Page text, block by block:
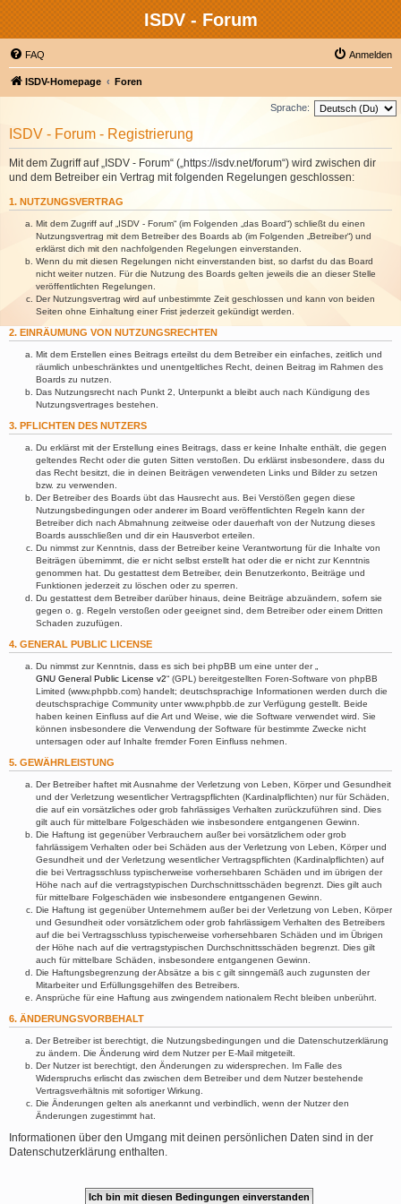
ISDV - Forum
FAQ Anmelden
ISDV-Homepage Foren
Sprache:
ISDV - Forum - Registrierung
Mit dem Zugriff auf „ISDV - Forum“ („https://isdv.net/forum“) wird zwischen dir
und dem Betreiber ein Vertrag mit folgenden Regelungen geschlossen:
1. NUTZUNGSVERTRAG
Mit dem Zugriff auf „ISDV - Forum“ (im Folgenden „das Board“) schließt du einen
Nutzungsvertrag mit dem Betreiber des Boards ab (im Folgenden „Betreiber“) und
erklärst dich mit den nachfolgenden Regelungen einverstanden.
Wenn du mit diesen Regelungen nicht einverstanden bist, so darfst du das Board
nicht weiter nutzen. Für die Nutzung des Boards gelten jeweils die an dieser Stelle
veröffentlichten Regelungen.
Der Nutzungsvertrag wird auf unbestimmte Zeit geschlossen und kann von beiden
Seiten ohne Einhaltung einer Frist jederzeit gekündigt werden.
2. EINRÄUMUNG VON NUTZUNGSRECHTEN
Mit dem Erstellen eines Beitrags erteilst du dem Betreiber ein einfaches, zeitlich und
räumlich unbeschränktes und unentgeltliches Recht, deinen Beitrag im Rahmen des
Boards zu nutzen.
Das Nutzungsrecht nach Punkt 2, Unterpunkt a bleibt auch nach Kündigung des
Nutzungsvertrages bestehen.
3. PFLICHTEN DES NUTZERS
Du erklärst mit der Erstellung eines Beitrags, dass er keine Inhalte enthält, die gegen
geltendes Recht oder die guten Sitten verstoßen. Du erklärst insbesondere, dass du
das Recht besitzt, die in deinen Beiträgen verwendeten Links und Bilder zu setzen
bzw. zu verwenden.
Der Betreiber des Boards übt das Hausrecht aus. Bei Verstößen gegen diese
Nutzungsbedingungen oder anderer im Board veröffentlichten Regeln kann der
Betreiber dich nach Abmahnung zeitweise oder dauerhaft von der Nutzung dieses
Boards ausschließen und dir ein Hausverbot erteilen.
Du nimmst zur Kenntnis, dass der Betreiber keine Verantwortung für die Inhalte von
Beiträgen übernimmt, die er nicht selbst erstellt hat oder die er nicht zur Kenntnis
genommen hat. Du gestattest dem Betreiber, dein Benutzerkonto, Beiträge und
Funktionen jederzeit zu löschen oder zu sperren.
Du gestattest dem Betreiber darüber hinaus, deine Beiträge abzuändern, sofern sie
gegen o. g. Regeln verstoßen oder geeignet sind, dem Betreiber oder einem Dritten
Schaden zuzufügen.
4. GENERAL PUBLIC LICENSE
Du nimmst zur Kenntnis, dass es sich bei phpBB um eine unter der „
GNU General Public License v2“ (GPL) bereitgestellten Foren-Software von phpBB
Limited (www.phpbb.com) handelt; deutschsprachige Informationen werden durch die
deutschsprachige Community unter www.phpbb.de zur Verfügung gestellt. Beide
haben keinen Einfluss auf die Art und Weise, wie die Software verwendet wird. Sie
können insbesondere die Verwendung der Software für bestimmte Zwecke nicht
untersagen oder auf Inhalte fremder Foren Einfluss nehmen.
5. GEWÄHRLEISTUNG
Der Betreiber haftet mit Ausnahme der Verletzung von Leben, Körper und Gesundheit
und der Verletzung wesentlicher Vertragspflichten (Kardinalpflichten) nur für Schäden,
die auf ein vorsätzliches oder grob fahrlässiges Verhalten zurückzuführen sind. Dies
gilt auch für mittelbare Folgeschäden wie insbesondere entgangenen Gewinn.
Die Haftung ist gegenüber Verbrauchern außer bei vorsätzlichem oder grob
fahrlässigem Verhalten oder bei Schäden aus der Verletzung von Leben, Körper und
Gesundheit und der Verletzung wesentlicher Vertragspflichten (Kardinalpflichten) auf
die bei Vertragsschluss typischerweise vorhersehbaren Schäden und im übrigen der
Höhe nach auf die vertragstypischen Durchschnittsschäden begrenzt. Dies gilt auch
für mittelbare Folgeschäden wie insbesondere entgangenen Gewinn.
Die Haftung ist gegenüber Unternehmern außer bei der Verletzung von Leben, Körper
und Gesundheit oder vorsätzlichem oder grob fahrlässigem Verhalten des Betreibers
auf die bei Vertragsschluss typischerweise vorhersehbaren Schäden und im Übrigen
der Höhe nach auf die vertragstypischen Durchschnittsschäden begrenzt. Dies gilt
auch für mittelbare Schäden, insbesondere entgangenen Gewinn.
Die Haftungsbegrenzung der Absätze a bis c gilt sinngemäß auch zugunsten der
Mitarbeiter und Erfüllungsgehilfen des Betreibers.
Ansprüche für eine Haftung aus zwingendem nationalem Recht bleiben unberührt.
6. ÄNDERUNGSVORBEHALT
Der Betreiber ist berechtigt, die Nutzungsbedingungen und die Datenschutzerklärung
zu ändern. Die Änderung wird dem Nutzer per E-Mail mitgeteilt.
Der Nutzer ist berechtigt, den Änderungen zu widersprechen. Im Falle des
Widerspruchs erlischt das zwischen dem Betreiber und dem Nutzer bestehende
Vertragsverhältnis mit sofortiger Wirkung.
Die Änderungen gelten als anerkannt und verbindlich, wenn der Nutzer den
Änderungen zugestimmt hat.
Informationen über den Umgang mit deinen persönlichen Daten sind in der
Datenschutzerklärung enthalten.